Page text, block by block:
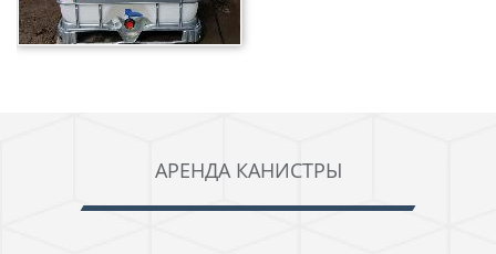
АРЕНДА КАНИСТРЫ